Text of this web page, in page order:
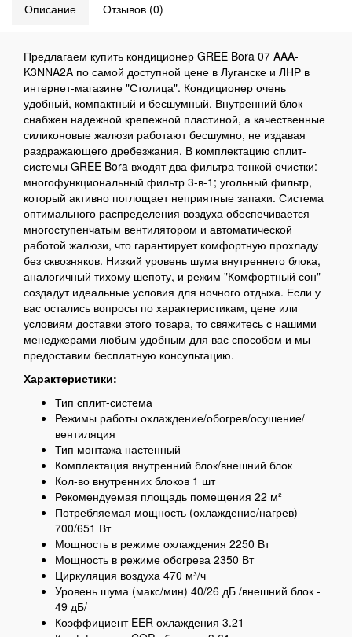
Описание Отзывов (0)
Предлагаем купить кондиционер GREE Bora 07 AAA-
K3NNA2A по самой доступной цене в Луганске и ЛНР в
интернет-магазине "Столица". Кондиционер очень
удобный, компактный и бесшумный. Внутренний блок
снабжен надежной крепежной пластиной, а качественные
силиконовые жалюзи работают бесшумно, не издавая
раздражающего дребезжания. В комплектацию сплит-
системы GREE Bora входят два фильтра тонкой очистки:
многофункциональный фильтр 3-в-1; угольный фильтр,
который активно поглощает неприятные запахи. Система
оптимального распределения воздуха обеспечивается
многоступенчатым вентилятором и автоматической
работой жалюзи, что гарантирует комфортную прохладу
без сквозняков. Низкий уровень шума внутреннего блока,
аналогичный тихому шепоту, и режим "Комфортный сон"
создадут идеальные условия для ночного отдыха. Если у
вас остались вопросы по характеристикам, цене или
условиям доставки этого товара, то свяжитесь с нашими
менеджерами любым удобным для вас способом и мы
предоставим бесплатную консультацию.
Характеристики:
Тип сплит-система
Режимы работы охлаждение/обогрев/осушение/
вентиляция
Тип монтажа настенный
Комплектация внутренний блок/внешний блок
Кол-во внутренних блоков 1 шт
Рекомендуемая площадь помещения 22 м²
Потребляемая мощность (охлаждение/нагрев)
700/651 Вт
Мощность в режиме охлаждения 2250 Вт
Мощность в режиме обогрева 2350 Вт
Циркуляция воздуха 470 м³/ч
Уровень шума (макс/мин) 40/26 дБ /внешний блок -
49 дБ/
Коэффициент EER охлаждения 3.21